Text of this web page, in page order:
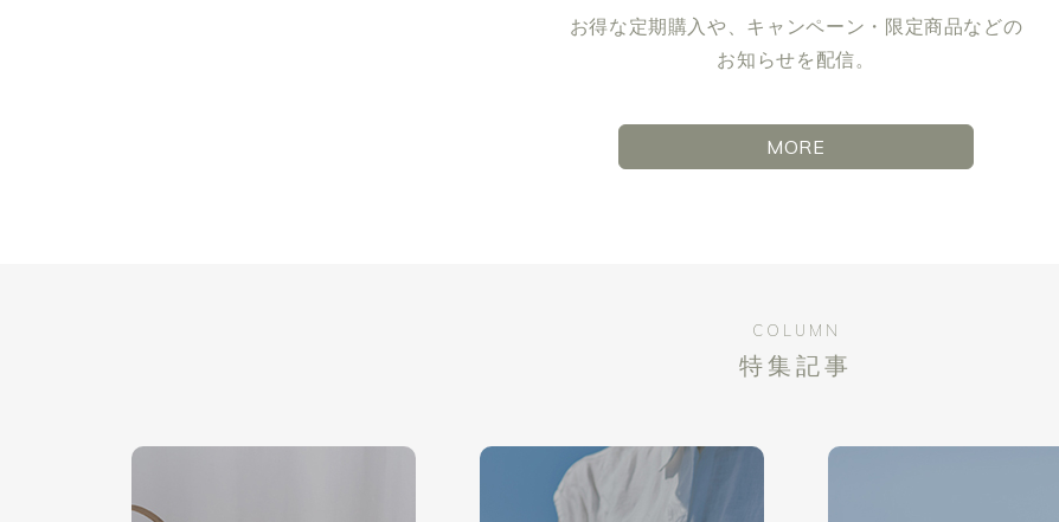
お得な定期購入や、キャンペーン・限定商品などの
お知らせを配信。
MORE
COLUMN
特集記事